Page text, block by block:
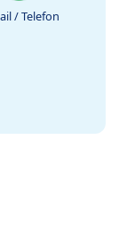
/ Telefon